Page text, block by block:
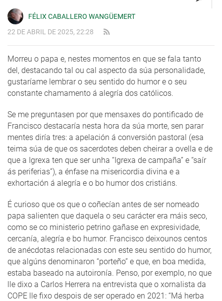
FÉLIX CABALLERO WANGÜEMERT
22 DE ABRIL DE 2025, 22:28
Morreu o papa e, nestes momentos en que se fala tanto
del, destacando tal ou cal aspecto da súa personalidade,
gustaríame lembrar o seu sentido do humor e o seu
constante chamamento á alegría dos católicos.
Se me preguntasen por que mensaxes do pontificado de
Francisco destacaría nesta hora da súa morte, sen parar
mentes diría tres: a apelación á conversión pastoral (esa
teima súa de que os sacerdotes deben cheirar a ovella e de
que a Igrexa ten que ser unha “Igrexa de campaña” e “saír
ás periferias”), a énfase na misericordia divina e a
exhortación á alegría e o bo humor dos cristiáns.
É curioso que os que o coñecían antes de ser nomeado
papa salienten que daquela o seu carácter era máis seco,
como se co ministerio petrino gañase en expresividade,
cercanía, alegría e bo humor. Francisco deixounos centos
de anécdotas relacionadas con este seu sentido do humor,
que algúns denominaron “porteño” e que, en boa medida,
estaba baseado na autoironía. Penso, por exemplo, no que
lle dixo a Carlos Herrera na entrevista que o xornalista da
COPE lle fixo despois de ser operado en 2021: “Má herba